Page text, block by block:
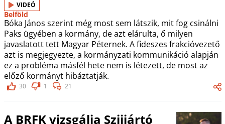
VIDEÓ
Belföld
Bóka János szerint még most sem látszik, mit fog csinálni
Paks ügyében a kormány, de azt elárulta, ő milyen
javaslatott tett Magyar Péternek. A fideszes frakcióvezető
azt is megjegyezte, a kormányzati kommunikáció alapján
ez a probléma másfél hete nem is létezett, de most az
előző kormányt hibáztatják.
30 1 21
A BRFK vizsgálja Szijjártó